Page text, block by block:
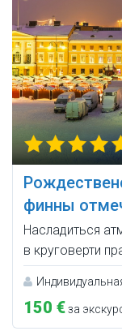
финны
Насладиться
в круговерти
150 €за